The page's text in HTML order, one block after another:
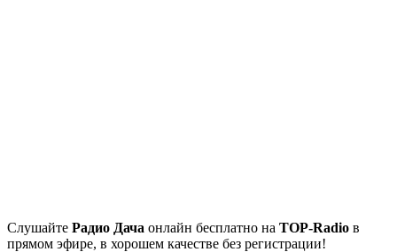
Cлушайте Радио Дача онлайн бесплатно на TOP-Radio в
прямом эфире, в хорошем качестве без регистрации!